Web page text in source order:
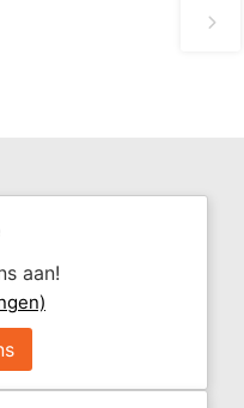
aan!